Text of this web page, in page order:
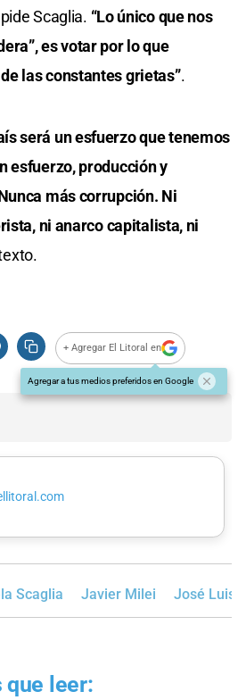
Scaglia. “Lo único que nos
es votar por lo que
las constantes grietas”.
será un esfuerzo que tenemos
esfuerzo, producción y
más corrupción. Ni
ni anarco capitalista, ni
+ Agregar El Litoral en
Agregar a tus medios preferidos en Google
Scaglia Javier Milei José Luis
que leer: